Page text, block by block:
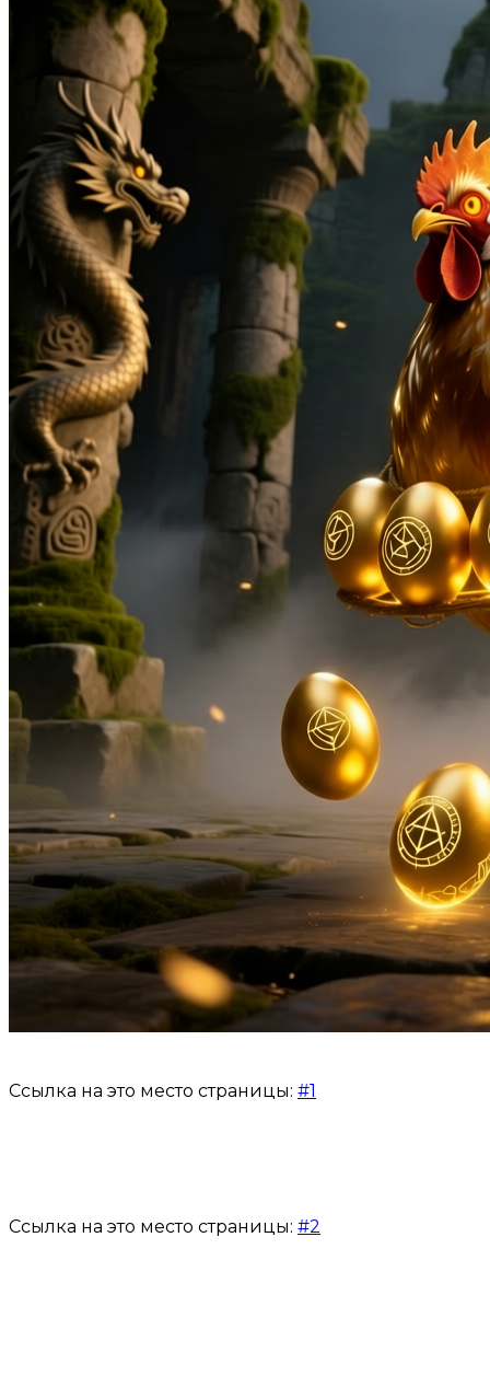
Ссылка на это место страницы: #1
Ссылка на это место страницы: #2